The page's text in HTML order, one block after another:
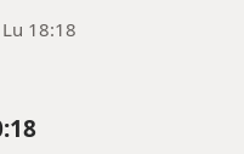
18:18